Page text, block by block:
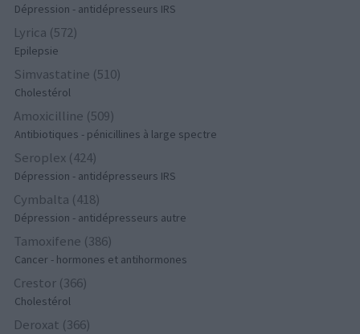
Dépression - antidépresseurs IRS
Lyrica (572)
Epilepsie
Simvastatine (510)
Cholestérol
Amoxicilline (509)
Antibiotiques - pénicillines à large spectre
Seroplex (424)
Dépression - antidépresseurs IRS
Cymbalta (418)
Dépression - antidépresseurs autre
Tamoxifene (386)
Cancer - hormones et antihormones
Crestor (366)
Cholestérol
Deroxat (366)